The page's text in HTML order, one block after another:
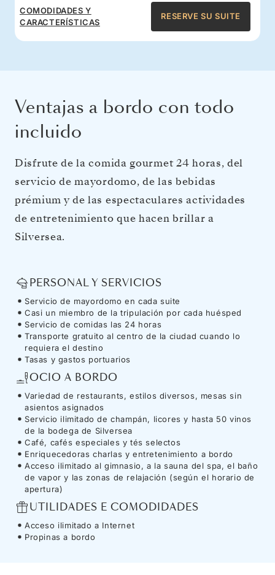
COMODIDADES Y
CARACTERÍSTICAS
RESERVE SU SUITE
Ventajas a bordo con todo
incluido
Disfrute de la comida gourmet 24 horas, del
servicio de mayordomo, de las bebidas
prémium y de las espectaculares actividades
de entretenimiento que hacen brillar a
Silversea.
PERSONAL Y SERVICIOS
Servicio de mayordomo en cada suite
Casi un miembro de la tripulación por cada huésped
Servicio de comidas las 24 horas
Transporte gratuito al centro de la ciudad cuando lo
requiera el destino
Tasas y gastos portuarios
OCIO A BORDO
Variedad de restaurants, estilos diversos, mesas sin
asientos asignados
Servicio ilimitado de champán, licores y hasta 50 vinos
de la bodega de Silversea
Café, cafés especiales y tés selectos
Enriquecedoras charlas y entretenimiento a bordo
Acceso ilimitado al gimnasio, a la sauna del spa, el baño
de vapor y las zonas de relajación (según el horario de
apertura)
UTILIDADES E COMODIDADES
Acceso ilimitado a Internet
Propinas a bordo